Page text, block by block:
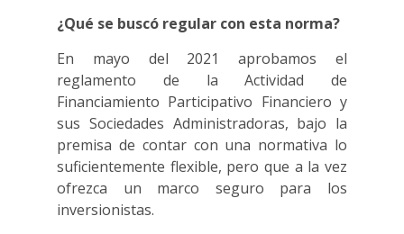
¿Qué se buscó regular con esta norma?
En mayo del 2021 aprobamos el
reglamento de la Actividad de
Financiamiento Participativo Financiero y
sus Sociedades Administradoras, bajo la
premisa de contar con una normativa lo
suficientemente flexible, pero que a la vez
ofrezca un marco seguro para los
inversionistas.